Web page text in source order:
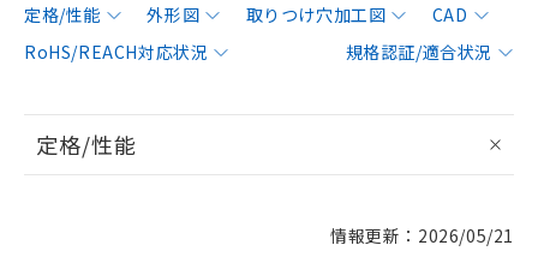
定格/性能 外形図 取りつけ穴加工図
CAD
RoHS/REACH対応状況
規格認証/適合状況
定格/性能
情報更新：2026/05/21